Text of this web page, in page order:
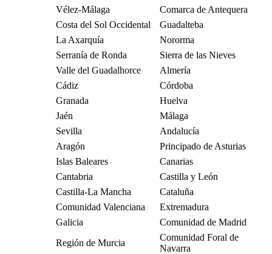
Vélez-Málaga
Comarca de Antequera
Costa del Sol Occidental
Guadalteba
La Axarquía
Nororma
Serranía de Ronda
Sierra de las Nieves
Valle del Guadalhorce
Almería
Cádiz
Córdoba
Granada
Huelva
Jaén
Málaga
Sevilla
Andalucía
Aragón
Principado de Asturias
Islas Baleares
Canarias
Cantabria
Castilla y León
Castilla-La Mancha
Cataluña
Comunidad Valenciana
Extremadura
Galicia
Comunidad de Madrid
Región de Murcia
Comunidad Foral de
Navarra